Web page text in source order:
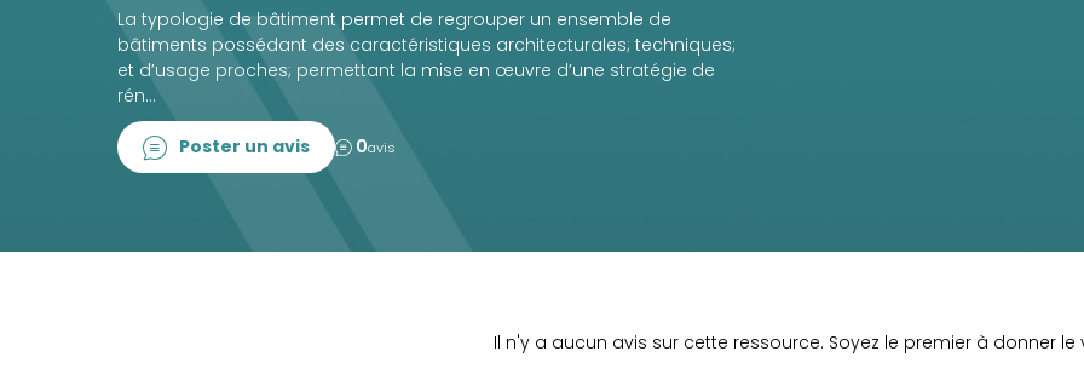
La typologie de bâtiment permet de regrouper un ensemble de
bâtiments possédant des caractéristiques architecturales; techniques;
et d’usage proches; permettant la mise en œuvre d’une stratégie de
rén...
Poster un avis 0avis
Il n'y a aucun avis sur cette ressource. Soyez le premier à donner le